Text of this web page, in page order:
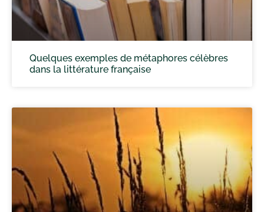
Quelques exemples de métaphores célèbres
dans la littérature française